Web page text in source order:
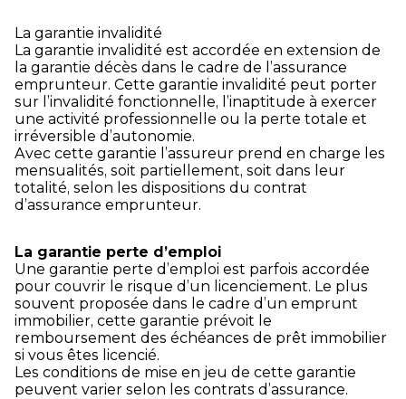
La garantie invalidité
La garantie invalidité est accordée en extension de
la garantie décès dans le cadre de l’assurance
emprunteur. Cette garantie invalidité peut porter
sur l’invalidité fonctionnelle, l’inaptitude à exercer
une activité professionnelle ou la perte totale et
irréversible d’autonomie.
Avec cette garantie l’assureur prend en charge les
mensualités, soit partiellement, soit dans leur
totalité, selon les dispositions du contrat
d’assurance emprunteur.
La garantie perte d’emploi
Une garantie perte d’emploi est parfois accordée
pour couvrir le risque d’un licenciement. Le plus
souvent proposée dans le cadre d’un emprunt
immobilier, cette garantie prévoit le
remboursement des échéances de prêt immobilier
si vous êtes licencié.
Les conditions de mise en jeu de cette garantie
peuvent varier selon les contrats d’assurance.